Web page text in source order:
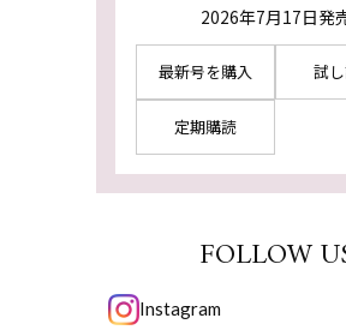
2026年7月17日発
最新号を購入 試
定期購読
FOLLOW
Instagram